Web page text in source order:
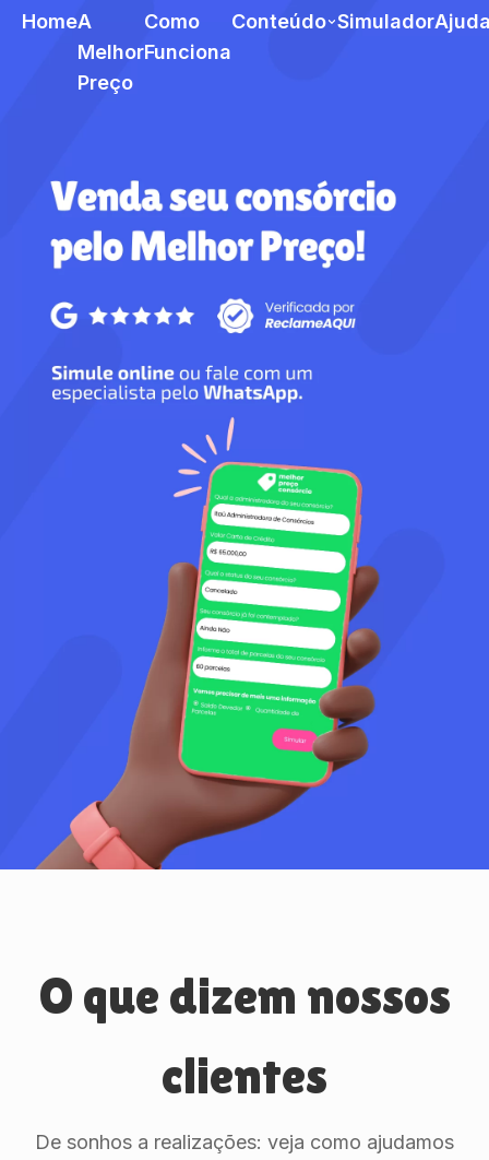
HomeA
Melhor
Preço
Como
Funciona
Conteúdo Simulador
O que dizem nossos
clientes
De sonhos a realizações: veja como ajudamos